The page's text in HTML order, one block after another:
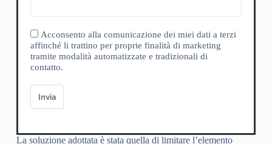
Acconsento alla comunicazione dei miei dati a terzi
affinché li trattino per proprie finalità di marketing
tramite modalità automatizzate e tradizionali di
contatto.
Invia
La soluzione adottata è stata quella di limitare l’elemento